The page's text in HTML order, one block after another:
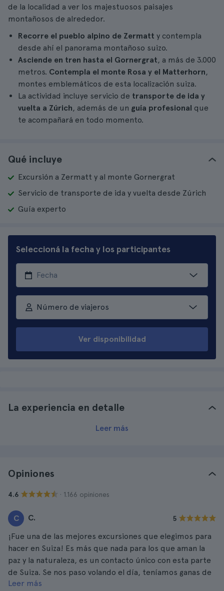
de la localidad a ver los majestuosos paisajes
montañosos de alrededor.
Recorre el pueblo alpino de Zermatt y contempla
desde ahí el panorama montañoso suizo.
Asciende en tren hasta el Gornergrat, a más de 3.000
metros. Contempla el monte Rosa y el Matterhorn,
montes emblemáticos de esta localización suiza.
La actividad incluye servicio de transporte de ida y
vuelta a Zúrich, además de un guía profesional que
te acompañará en todo momento.
Qué incluye
Excursión a Zermatt y al monte Gornergrat
Servicio de transporte de ida y vuelta desde Zúrich
Guía experto
Seleccioná la fecha y los participantes
Número de viajeros
Ver disponibilidad
La experiencia en detalle
Leer más
Opiniones
4.6 · 1.166 opiniones
C C. 5
¡Fue una de las mejores excursiones que elegimos para
hacer en Suiza! Es más que nada para los que aman la
paz y la naturaleza, es un contacto único con esta parte
de Suiza. Se nos paso volando el día, teníamos ganas de
quedarnos con mi familia. Todo el servicio fue
Leer más